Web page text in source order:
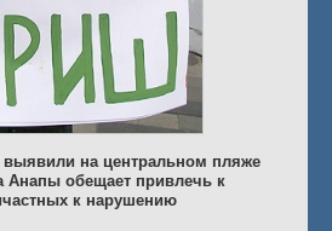
выявили на центральном пляже
Анапы обещает привлечь к
к нарушению